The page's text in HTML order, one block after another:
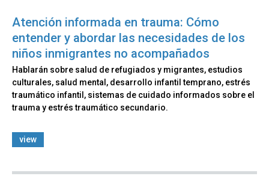
Atención informada en trauma: Cómo
entender y abordar las necesidades de los
niños inmigrantes no acompañados
Hablarán sobre salud de refugiados y migrantes, estudios
culturales, salud mental, desarrollo infantil temprano, estrés
traumático infantil, sistemas de cuidado informados sobre el
trauma y estrés traumático secundario.
view